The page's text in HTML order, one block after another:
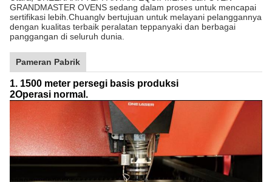
GRANDMASTER OVENS sedang dalam proses untuk mencapai
sertifikasi lebih.Chuanglv bertujuan untuk melayani pelanggannya
dengan kualitas terbaik peralatan teppanyaki dan berbagai
panggangan di seluruh dunia.
Pameran Pabrik
1. 1500 meter persegi basis produksi
2Operasi normal.